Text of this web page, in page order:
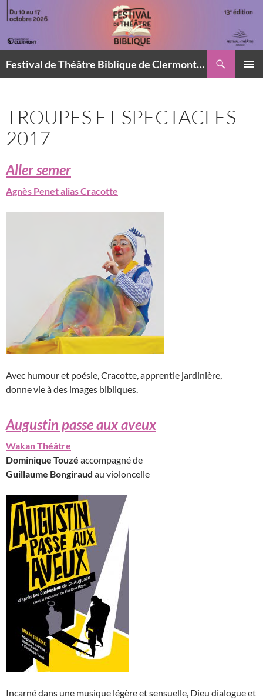
au
Festival de Théâtre Biblique de Clermont-Ferrand
TROUPES ET SPECTACLES
2017
Aller semer
Agnès Penet alias Cracotte
Avec humour et poésie, Cracotte, apprentie jardinière,
donne vie à des images bibliques.
Augustin passe aux aveux
Wakan Théâtre
Dominique Touzé accompagné de
Guillaume Bongiraud au violoncelle
Incarné dans une musique légère et sensuelle, Dieu dialogue et